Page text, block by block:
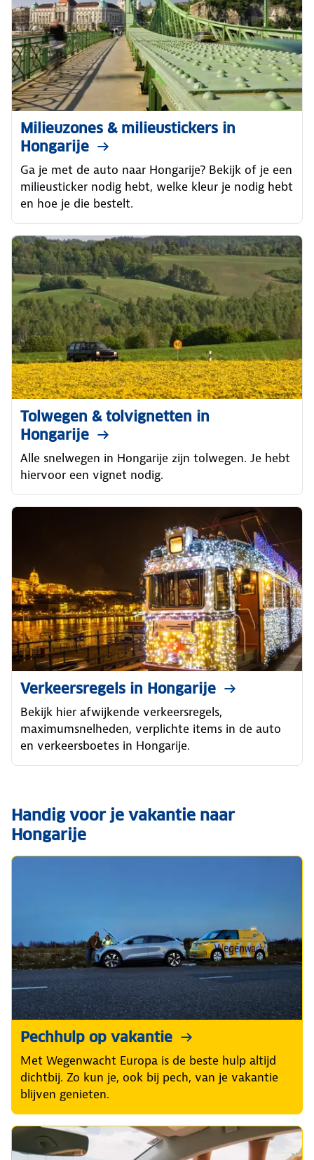
Milieuzones & milieustickers in
Hongarije
Ga je met de auto naar Hongarije? Bekijk of je een
milieusticker nodig hebt, welke kleur je nodig hebt
en hoe je die bestelt.
Tolwegen & tolvignetten in
Hongarije
Alle snelwegen in Hongarije zijn tolwegen. Je hebt
hiervoor een vignet nodig.
Verkeersregels in Hongarije
Bekijk hier afwijkende verkeersregels,
maximumsnelheden, verplichte items in de auto
en verkeersboetes in Hongarije.
Handig voor je vakantie naar
Hongarije
Pechhulp op vakantie
Met Wegenwacht Europa is de beste hulp altijd
dichtbij. Zo kun je, ook bij pech, van je vakantie
blijven genieten.